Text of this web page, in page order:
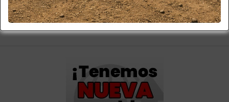
Cotizar Ver Más